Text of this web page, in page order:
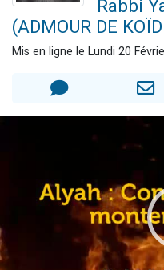
Il reste
Eva vient
Rabbi
(ADMOUR DE
Mis en ligne le Lundi 20